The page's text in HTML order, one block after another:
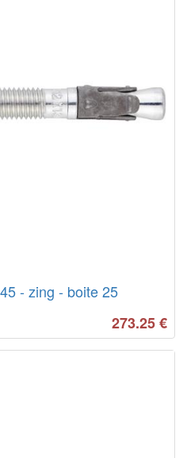
- zing - boite 25
273.25€